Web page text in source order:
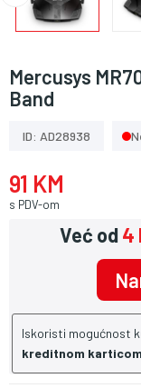
Mercusys
Band
ID: AD28938
91 KM
s PDV-om
Već od4
Iskoristi mogućnost
kreditnom